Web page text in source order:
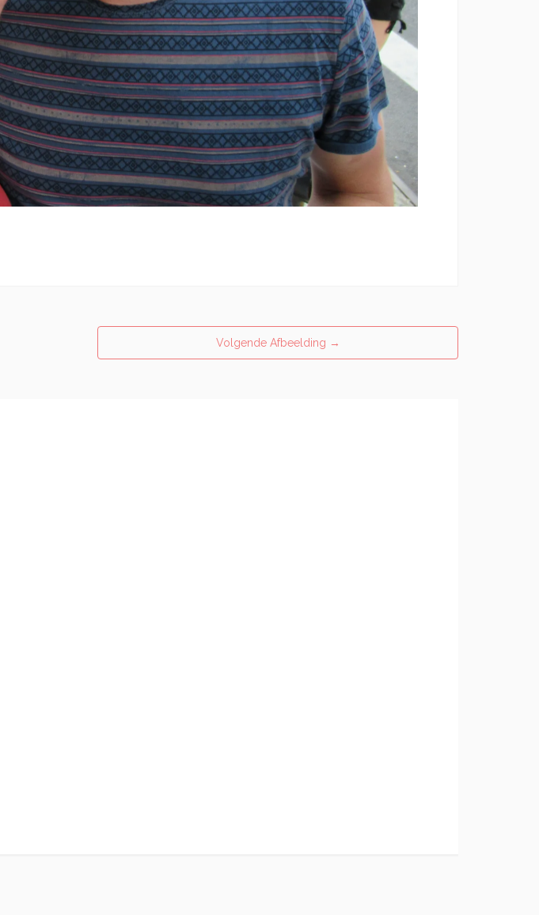
Volgende Afbeelding →